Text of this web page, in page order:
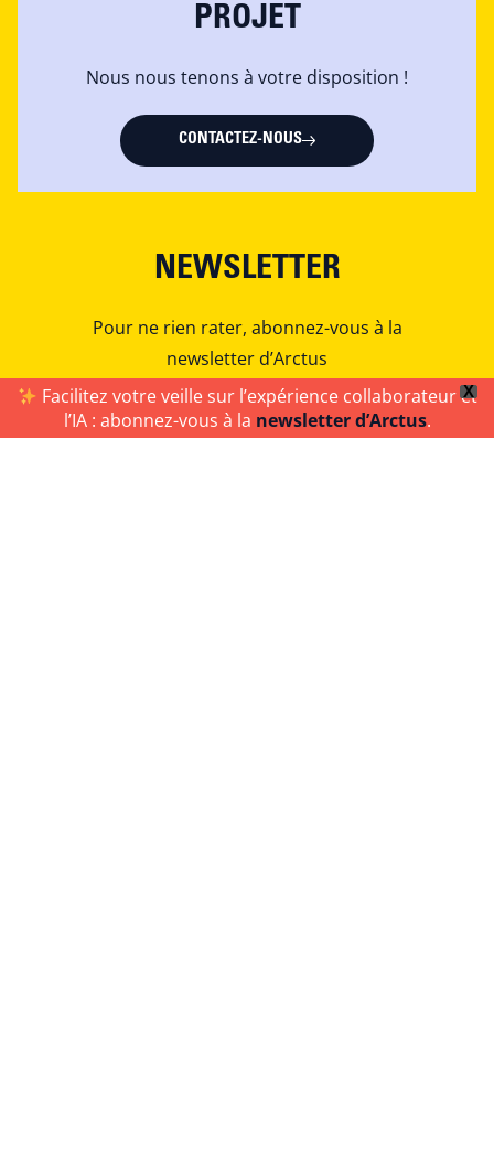
PROJET
Nous nous tenons à votre disposition !
CONTACTEZ-NOUS
NEWSLETTER
Pour ne rien rater, abonnez-vous à la
newsletter d’Arctus
S’ABONNER
X
Facilitez votre veille sur l’expérience collaborateur et
l’IA : abonnez-vous à la newsletter d’Arctus.